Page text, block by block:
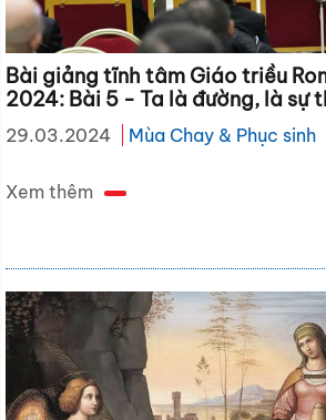
Bài giảng tĩnh tâm Giáo triều
2024: Bài 5 - Ta là đường, là sự
29.03.2024 Mùa Chay & Phục sinh
Xem thêm